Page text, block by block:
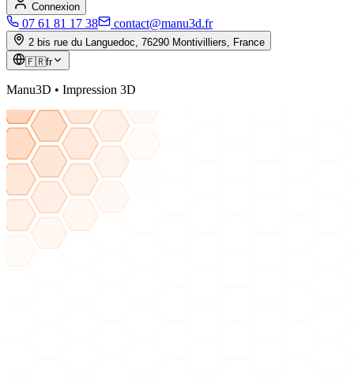
Connexion
07 61 81 17 38 contact@manu3d.fr
2 bis rue du Languedoc, 76290 Montivilliers, France
🇫🇷fr
Manu3D • Impression 3D